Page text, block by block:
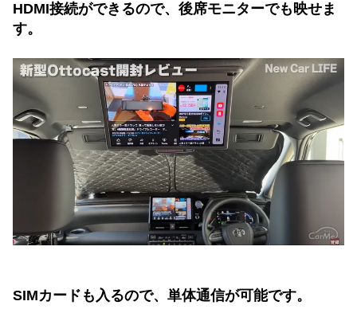
HDMI接続ができるので、後席モニターでも映せま
す。
SIMカードも入るので、単体通信が可能です。